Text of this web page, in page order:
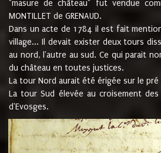
"masure de château" fut vendue
MONTILLET de GRENAUD.
Dans un acte de 1784 il est fait
village... Il devait exister deux tours
au nord, l'autre au sud. Ce qui parait
du château en toutes justices.
La tour Nord aurait été érigée sur le pré
La tour Sud élevée au croisement
d'Evosges.